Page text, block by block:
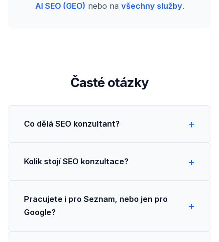
AI SEO (GEO) nebo na všechny služby.
Časté otázky
Co dělá SEO konzultant?
Kolik stojí SEO konzultace?
Pracujete i pro Seznam, nebo jen pro
Google?